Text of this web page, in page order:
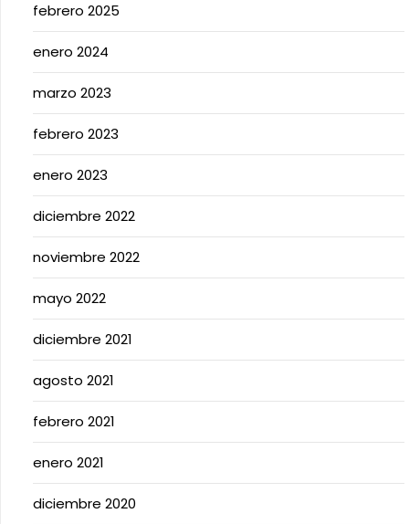
febrero 2025
enero 2024
marzo 2023
febrero 2023
enero 2023
diciembre 2022
noviembre 2022
mayo 2022
diciembre 2021
agosto 2021
febrero 2021
enero 2021
diciembre 2020